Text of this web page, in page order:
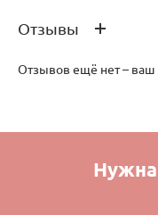
Отзывы
Отзывов ещё нет –
Нужна